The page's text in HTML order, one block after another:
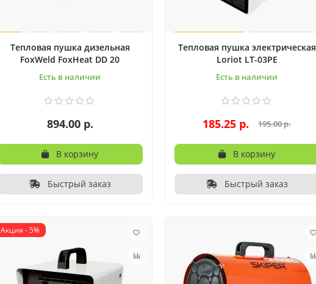
Тепловая пушка дизельная
FoxWeld FoxHeat DD 20
Есть в наличии
894.00 р.
В корзину
Быстрый заказ
Тепловая пушка электрическая
Loriot LT-03PE
Есть в наличии
185.25 р. 195.00 р.
В корзину
Быстрый заказ
Акция - 5%